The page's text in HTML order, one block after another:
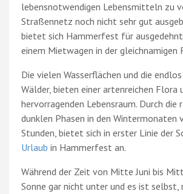
lebensnotwendigen Lebensmitteln zu
Straßennetz noch nicht sehr gut
bietet sich Hammerfest für
einem Mietwagen in der gleichnamigen
Die vielen Wasserflächen und die
Wälder, bieten einer artenreichen Flora
hervorragenden Lebensraum. Durch die
dunklen Phasen in den Wintermonaten
Stunden, bietet sich in erster Linie der
Urlaub in Hammerfest an.
Während der Zeit von Mitte Juni bis
Sonne gar nicht unter und es ist